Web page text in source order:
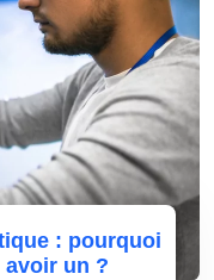
: pourquoi
un ?